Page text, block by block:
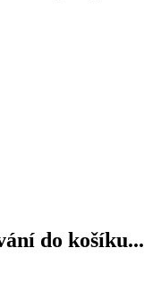
do košíku...